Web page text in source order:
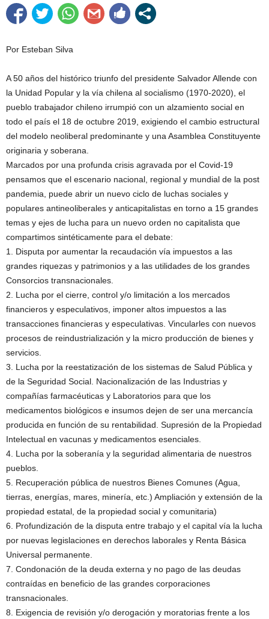
Por Esteban Silva
A 50 años del histórico triunfo del presidente Salvador Allende con
la Unidad Popular y la vía chilena al socialismo (1970-2020), el
pueblo trabajador chileno irrumpió con un alzamiento social en
todo el país el 18 de octubre 2019, exigiendo el cambio estructural
del modelo neoliberal predominante y una Asamblea Constituyente
originaria y soberana.
Marcados por una profunda crisis agravada por el Covid-19
pensamos que el escenario nacional, regional y mundial de la post
pandemia, puede abrir un nuevo ciclo de luchas sociales y
populares antineoliberales y anticapitalistas en torno a 15 grandes
temas y ejes de lucha para un nuevo orden no capitalista que
compartimos sintéticamente para el debate:
1. Disputa por aumentar la recaudación vía impuestos a las
grandes riquezas y patrimonios y a las utilidades de los grandes
Consorcios transnacionales.
2. Lucha por el cierre, control y/o limitación a los mercados
financieros y especulativos, imponer altos impuestos a las
transacciones financieras y especulativas. Vincularles con nuevos
procesos de reindustrialización y la micro producción de bienes y
servicios.
3. Lucha por la reestatización de los sistemas de Salud Pública y
de la Seguridad Social. Nacionalización de las Industrias y
compañías farmacéuticas y Laboratorios para que los
medicamentos biológicos e insumos dejen de ser una mercancía
producida en función de su rentabilidad. Supresión de la Propiedad
Intelectual en vacunas y medicamentos esenciales.
4. Lucha por la soberanía y la seguridad alimentaria de nuestros
pueblos.
5. Recuperación pública de nuestros Bienes Comunes (Agua,
tierras, energías, mares, minería, etc.) Ampliación y extensión de la
propiedad estatal, de la propiedad social y comunitaria)
6. Profundización de la disputa entre trabajo y el capital vía la lucha
por nuevas legislaciones en derechos laborales y Renta Básica
Universal permanente.
7. Condonación de la deuda externa y no pago de las deudas
contraídas en beneficio de las grandes corporaciones
transnacionales.
8. Exigencia de revisión y/o derogación y moratorias frente a los